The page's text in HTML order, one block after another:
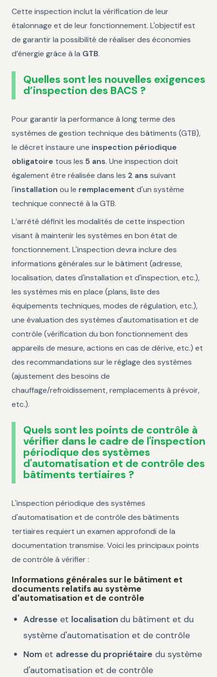
Cette inspection inclut la vérification de leur
étalonnage et de leur fonctionnement. L'objectif est
de garantir la possibilité de réaliser des économies
d’énergie grâce à la GTB.
Quelles sont les nouvelles exigences
d’inspection des BACS ?
Pour garantir la performance à long terme des
systèmes de gestion technique des bâtiments (GTB),
le décret instaure une inspection périodique
obligatoire tous les 5 ans. Une inspection doit
également être réalisée dans les 2 ans suivant
l'installation ou le remplacement d'un système
technique connecté à la GTB.
L’arrêté définit les modalités de cette inspection
visant à maintenir les systèmes en bon état de
fonctionnement. L'inspection devra inclure des
informations générales sur le bâtiment (adresse,
localisation, dates d'installation et d'inspection, etc.),
les systèmes mis en place (plans, liste des
équipements techniques, modes de régulation, etc.),
une évaluation des systèmes d'automatisation et de
contrôle (vérification du bon fonctionnement des
appareils de mesure, actions en cas de dérive, etc.) et
des recommandations sur le réglage des systèmes
(ajustement des besoins de
chauffage/refroidissement, remplacements à prévoir,
etc.).
Quels sont les points de contrôle à
vérifier dans le cadre de l'inspection
périodique des systèmes
d'automatisation et de contrôle des
bâtiments tertiaires ?
L'inspection périodique des systèmes
d'automatisation et de contrôle des bâtiments
tertiaires requiert un examen approfondi de la
documentation transmise. Voici les principaux points
de contrôle à vérifier :
Informations générales sur le bâtiment et
documents relatifs au système
d'automatisation et de contrôle
Adresse et localisation du bâtiment et du
système d'automatisation et de contrôle
Nom et adresse du propriétaire du système
d'automatisation et de contrôle